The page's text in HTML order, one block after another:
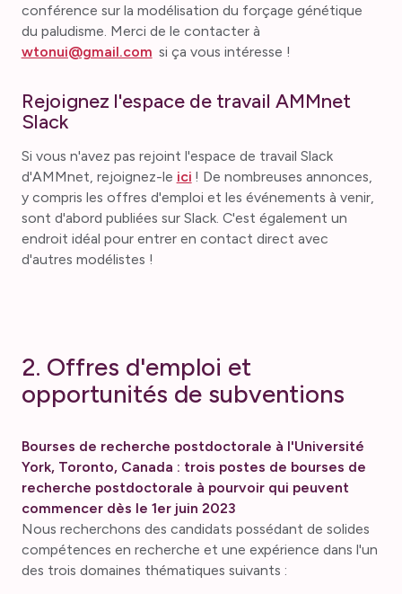
conférence sur la modélisation du forçage génétique
du paludisme. Merci de le contacter à
wtonui@gmail.com si ça vous intéresse !
Rejoignez l'espace de travail AMMnet
Slack
Si vous n'avez pas rejoint l'espace de travail Slack
d'AMMnet, rejoignez-le ici ! De nombreuses annonces,
y compris les offres d'emploi et les événements à venir,
sont d'abord publiées sur Slack. C'est également un
endroit idéal pour entrer en contact direct avec
d'autres modélistes !
2. Offres d'emploi et
opportunités de subventions
Bourses de recherche postdoctorale à l'Université
York, Toronto, Canada : trois postes de bourses de
recherche postdoctorale à pourvoir qui peuvent
commencer dès le 1er juin 2023
Nous recherchons des candidats possédant de solides
compétences en recherche et une expérience dans l'un
des trois domaines thématiques suivants :